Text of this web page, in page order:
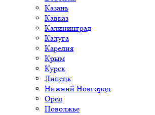
Казань
Кавказ
Калининград
Калуга
Карелия
Крым
Курск
Липецк
Нижний Новгород
Орел
Поволжье